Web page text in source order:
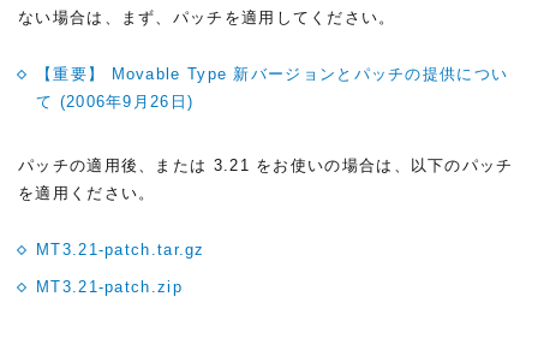
ない場合は、まず、パッチを適用してください。
【重要】 Movable Type 新バージョンとパッチの提供につい
て (2006年9月26日)
パッチの適用後、または 3.21 をお使いの場合は、以下のパッチ
を適用ください。
MT3.21-patch.tar.gz
MT3.21-patch.zip